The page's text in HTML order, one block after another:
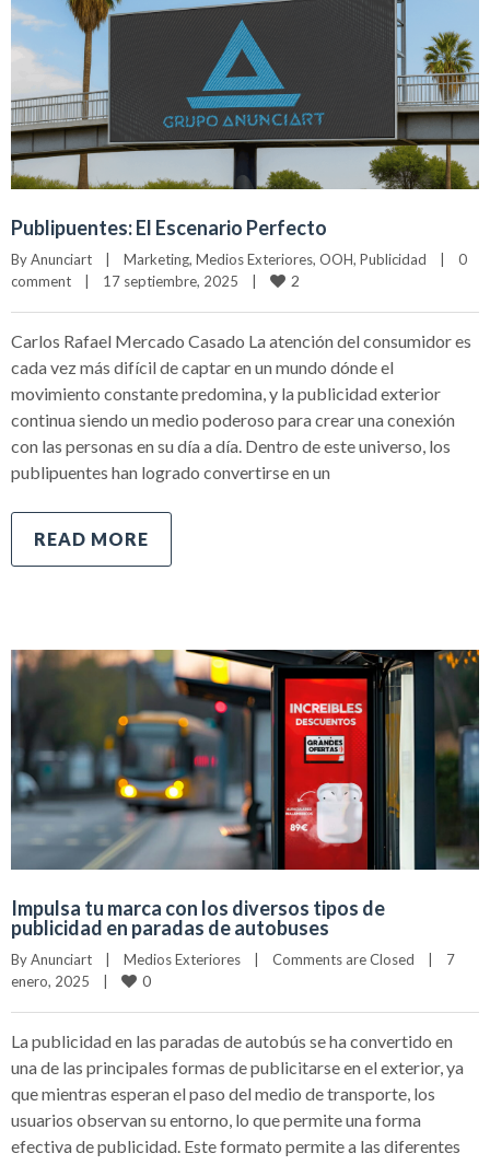
Publipuentes: El Escenario Perfecto
By Anunciart | Marketing, Medios Exteriores, OOH, Publicidad |
0
comment
| 17 septiembre, 2025 | 2
Carlos Rafael Mercado Casado La atención del consumidor es
cada vez más difícil de captar en un mundo dónde el
movimiento constante predomina, y la publicidad exterior
continua siendo un medio poderoso para crear una conexión
con las personas en su día a día. Dentro de este universo, los
publipuentes han logrado convertirse en un
READ MORE
Impulsa tu marca con los diversos tipos de
publicidad en paradas de autobuses
By Anunciart Medios Exteriores Comments are Closed
7
enero, 2025
0
La publicidad en las paradas de autobús se ha convertido en
una de las principales formas de publicitarse en el exterior, ya
que mientras esperan el paso del medio de transporte, los
usuarios observan su entorno, lo que permite una forma
efectiva de publicidad. Este formato permite a las diferentes